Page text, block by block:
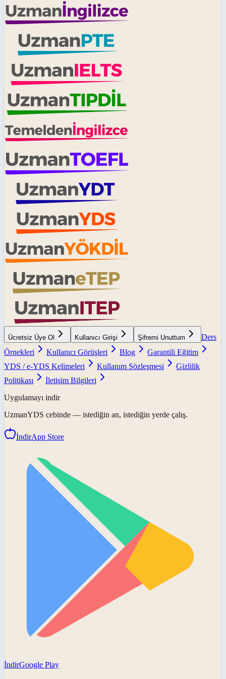
Ücretsiz Üye Ol Kullanıcı Girişi Şifremi Unuttum
Ders
Örnekleri
Kullanıcı Görüşleri Blog
Garantili Eğitim
YDS / e-YDS Kelimeleri
Kullanım Sözleşmesi
Gizlilik
Politikası
İletişim Bilgileri
Uygulamayı indir
UzmanYDS cebinde — istediğin an, istediğin yerde çalış.
İndirApp Store
İndirGoogle Play